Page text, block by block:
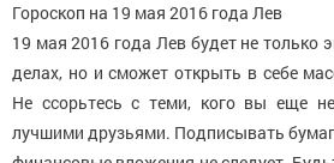
Гороскоп на 19 мая 2016 года Лев
19 мая 2016 года Лев будет не только
делах, но и сможет открыть в себе
Не ссорьтесь с теми, кого вы еще
лучшими друзьями. Подписывать